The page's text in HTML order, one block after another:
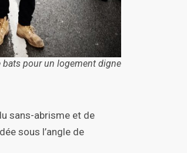
bats pour un logement digne
sans-abrisme et de
sous l’angle de